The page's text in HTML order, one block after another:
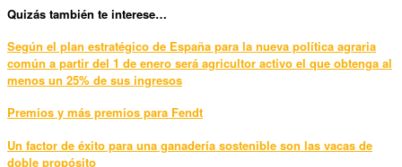
Quizás también te interese…
Según el plan estratégico de España para la nueva política agraria
común a partir del 1 de enero será agricultor activo el que obtenga al
menos un 25% de sus ingresos
Premios y más premios para Fendt
Un factor de éxito para una ganadería sostenible son las vacas de
doble propósito